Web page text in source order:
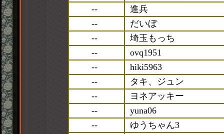
--
進兵
--
だいぼ
--
埼玉もっち
--
ovq1951
--
hiki5963
--
タキ、ジュン
--
ヨネアッキー
--
yuna06
--
ゆうちゃん3